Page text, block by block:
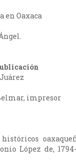
en Oaxaca
impresor
históricos
López de,